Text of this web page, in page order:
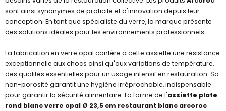
sont ainsi synonymes de praticité et d'innovation depuis leur
conception. En tant que spécialiste du verre, la marque présente
des solutions idéales pour les environnements professionnels.
La fabrication en verre opal confère à cette assiette une résistance
exceptionnelle aux chocs ainsi qu'aux variations de température,
des qualités essentielles pour un usage intensif en restauration. Sa
non-porosité garantit une hygiène irréprochable, indispensable
pour garantir la sécurité alimentaire. La forme de l'assiette plate
rond blanc verre opal Ø 23,5 cm restaurant blanc arcoroc